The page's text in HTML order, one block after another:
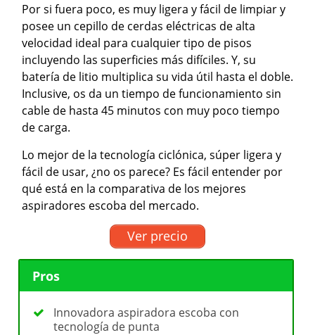
Por si fuera poco, es muy ligera y fácil de limpiar y
posee un cepillo de cerdas eléctricas de alta
velocidad ideal para cualquier tipo de pisos
incluyendo las superficies más difíciles. Y, su
batería de litio multiplica su vida útil hasta el doble.
Inclusive, os da un tiempo de funcionamiento sin
cable de hasta 45 minutos con muy poco tiempo
de carga.
Lo mejor de la tecnología ciclónica, súper ligera y
fácil de usar, ¿no os parece? Es fácil entender por
qué está en la comparativa de los mejores
aspiradores escoba del mercado.
Ver precio
Pros
Innovadora aspiradora escoba con
tecnología de punta